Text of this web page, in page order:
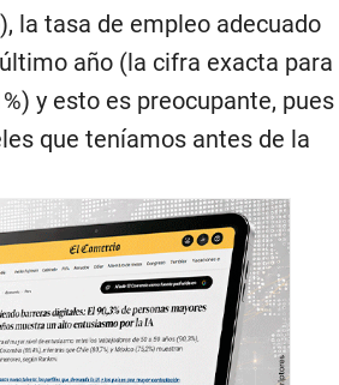
la tasa de empleo adecuado
año (la cifra exacta para
y esto es preocupante, pues
que teníamos antes de la